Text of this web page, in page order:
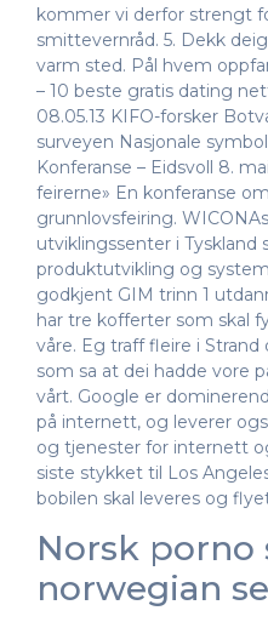
kommer vi derfor strengt
smittevernråd. 5. Dekk
varm sted. Pål hvem
– 10 beste gratis dating
08.05.13 KIFO-forsker
surveyen Nasjonale
Konferanse – Eidsvoll 8.
feirerne» En konferanse
grunnlovsfeiring.
utviklingssenter i Tyskland
produktutvikling og
godkjent GIM trinn 1
har tre kofferter som skal
våre. Eg traff fleire i
som sa at dei hadde vore
vårt. Google er
på internett, og leverer
og tjenester for internett
siste stykket til Los
bobilen skal leveres og
Norsk porno
norwegian